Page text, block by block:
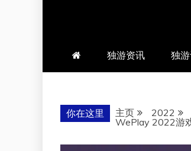
羽风手
独游资讯 独
你在这里 主页 2022
WePlay 2022游